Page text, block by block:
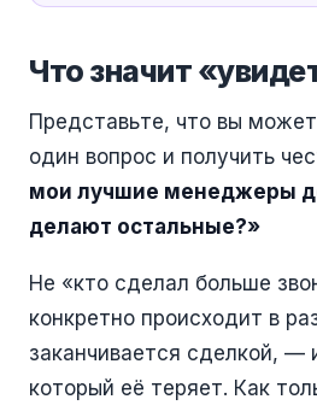
Что значит
Представьте, что вы
один вопрос и получить
мои лучшие менеджеры
делают остальные?»
Не «кто сделал больше
конкретно происходит в
заканчивается сделкой, —
который её теряет. Как